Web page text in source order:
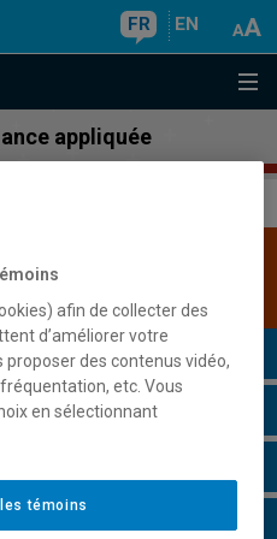
FR EN
appliquée
de ce programme est
afin de collecter des
d’améliorer votre
proposer des contenus vidéo,
etc. Vous
en sélectionnant
témoins